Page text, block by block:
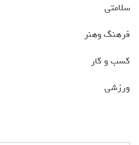
سلامتی
فرهنگ وهنر
کسب و کار
ورزشی